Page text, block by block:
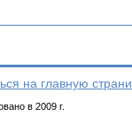
на главную
в 2009 г.